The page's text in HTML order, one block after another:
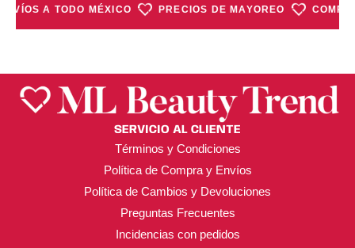
A TODO MÉXICO PRECIOS DE MAYOREO
SERVICIO AL CLIENTE
Términos y Condiciones
Política de Compra y Envíos
Política de Cambios y Devoluciones
Preguntas Frecuentes
Incidencias con pedidos